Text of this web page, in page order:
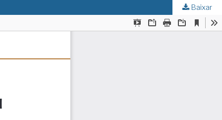
Baixar